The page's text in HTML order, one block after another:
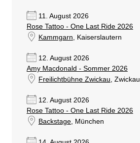
11. August 2026
Rose Tattoo - One Last Ride 2026
Kammgarn, Kaiserslautern
12. August 2026
Amy Macdonald - Sommer 2026
Freilichtbühne Zwickau, Zwickau
12. August 2026
Rose Tattoo - One Last Ride 2026
Backstage, München